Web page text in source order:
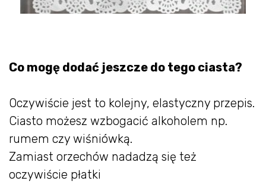
Co mogę dodać jeszcze do tego ciasta?
Oczywiście jest to kolejny, elastyczny przepis.
Ciasto możesz wzbogacić alkoholem np.
rumem czy wiśniówką.
Zamiast orzechów nadadzą się też
oczywiście płatki